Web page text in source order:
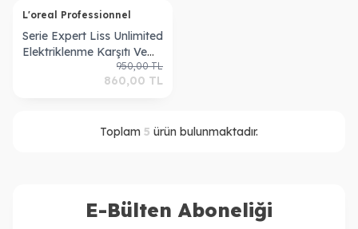
L'oreal Professionnel
Serie Expert Liss Unlimited
Elektriklenme Karşıtı Ve
Yoğun Yumuşaklık Veren
950,00TL
860,00 TL
Toplam 5 ürün bulunmaktadır.
E-Bülten Aboneliği